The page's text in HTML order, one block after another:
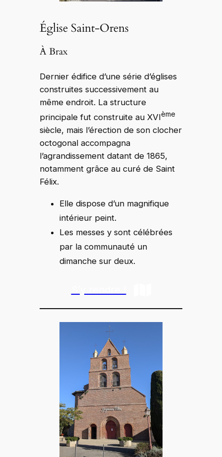
Église Saint-Orens
À Brax
Dernier édifice d’une série d’églises
construites successivement au
même endroit. La structure
principale fut construite au XVIème
siècle, mais l’érection de son clocher
octogonal accompagna
l’agrandissement datant de 1865,
notamment grâce au curé de Saint
Félix.
Elle dispose d’un magnifique
intérieur peint.
Les messes y sont célébrées
par la communauté un
dimanche sur deux.